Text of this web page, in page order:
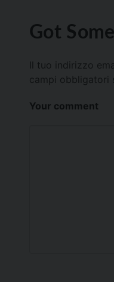
Got
Il tuo indirizzo
campi obbligatori
Your comment